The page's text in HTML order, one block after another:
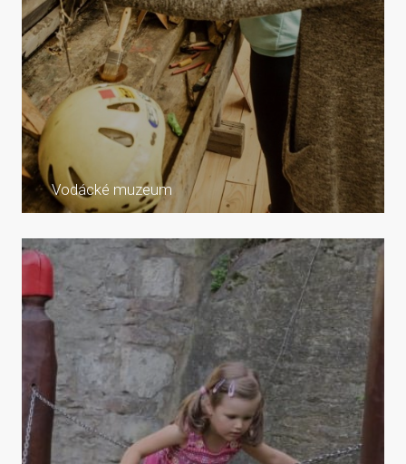
Vodácké muzeum